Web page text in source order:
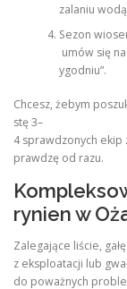
zalaniu
Sezon
umów się
ygodniu”.
Chcesz, żebym
stę 3–
4 sprawdzonych ekip
prawdzę od razu.
rynien w
Zalegające liście,
z eksploatacji lub
do poważnych